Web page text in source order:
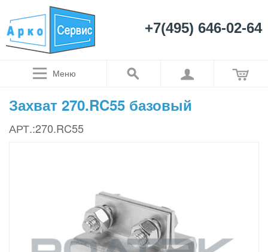
+7(495) 646-02-64
Меню
Захват 270.RC55 базовый
АРТ.:270.RC55